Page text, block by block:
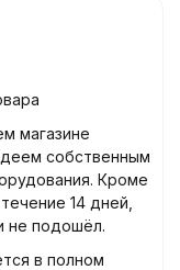
магазине
собственным
Кроме
14 дней,
не подошёл.
в полном